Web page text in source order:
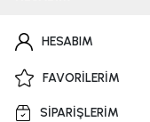
HESABIM
FAVORİLERİM
SİPARİŞLERİM